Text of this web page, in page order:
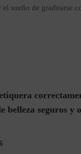
el sueño de graduarse
belleza seguros y